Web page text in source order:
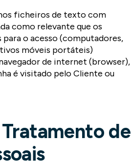
ficheiros de texto com
como relevante que os
o acesso (computadores,
móveis portáteis)
de internet (browser),
é visitado pelo Cliente ou
de